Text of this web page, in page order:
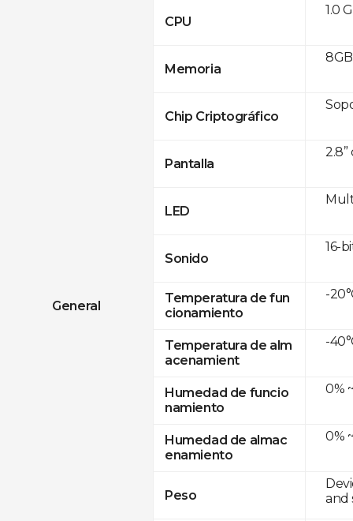
General
CPU
Memoria
Chip Criptográfico
Pantalla
LED
Sonido
Temperatura de fun
cionamiento
Temperatura de alm
acenamient
Humedad de funcio
namiento
Humedad de almac
enamiento
Peso
1.0
2.8”
16-
-
-
0%
0%
and